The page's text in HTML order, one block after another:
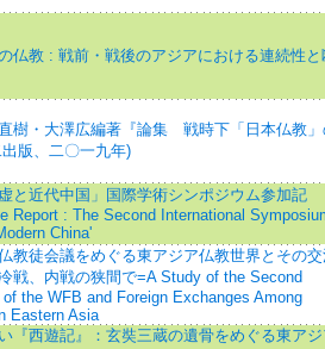
仏教 : 戦前・戦後のアジアにおける連続性と
樹・大澤広編著『論集 戦時下「日本仏教
出版、二〇一九年)
と近代中国」国際学術シンポジウム参加記
Report : The Second International
China'
教徒会議をめぐる東アジア仏教世界とその
戦、内戦の狭間で=A Study of the Second
the WFB and Foreign Exchanges Among
Eastern Asia
『西遊記』：玄奘三蔵の遺骨をめぐる東ア